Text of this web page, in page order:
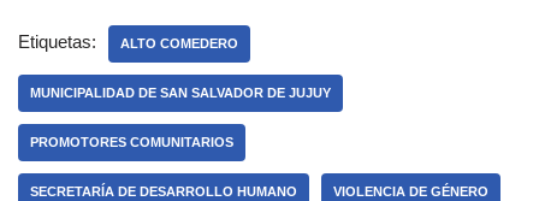
Etiquetas: ALTO COMEDERO
MUNICIPALIDAD DE SAN SALVADOR DE JUJUY
PROMOTORES COMUNITARIOS
SECRETARÍA DE DESARROLLO HUMANO VIOLENCIA DE GÉNERO